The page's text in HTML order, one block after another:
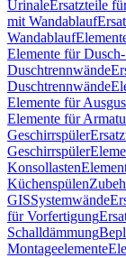
UrinaleErsatzteile
mit Wandablauf
Wandablauf
Elemente für
Duschtrennwände
Duschtrennwände
Elemente für
Elemente für
Geschirrspüler
Geschirrspüler
Konsollasten
Küchenspülen
GISSystemwände
für Vorfertigung
Schalldämmung
Montageelemente